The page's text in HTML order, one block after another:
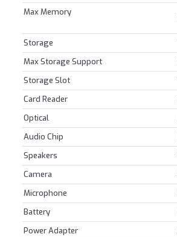
Max Memory
Storage
Max Storage Support
Storage Slot
Card Reader
Optical
Audio Chip
Speakers
Camera
Microphone
Battery
Power Adapter